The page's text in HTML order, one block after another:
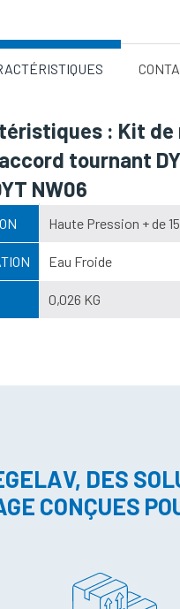
: Kit de
tournant
NW06
Haute Pression + de
Eau Froide
0,026 KG
DES
CONÇUES